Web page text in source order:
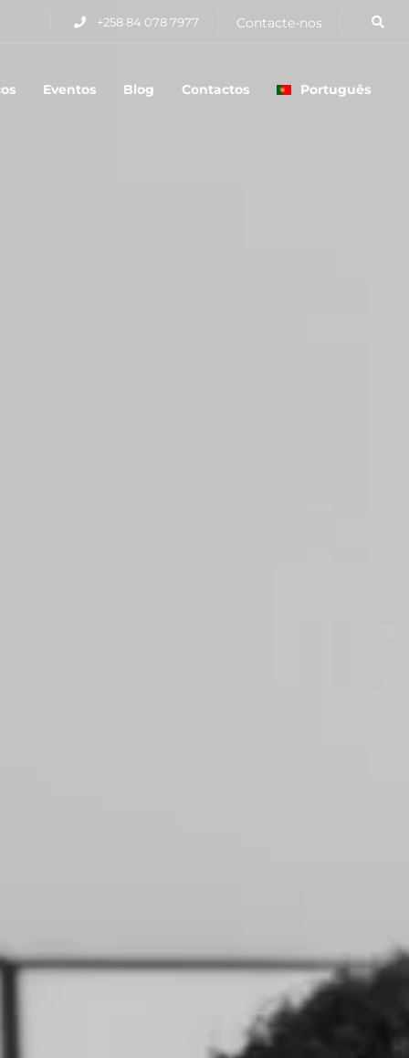
+258 84 078 7977 Contacte-nos
Eventos Blog Contactos Português